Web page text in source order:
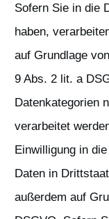
Sofern Sie in die
haben,
auf Grundlage
9 Abs. 2 lit. a
Datenkategorien
verarbeitet
Einwilligung in
Daten in
außerdem auf